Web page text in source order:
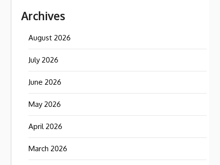
Archives
August 2026
July 2026
June 2026
May 2026
April 2026
March 2026